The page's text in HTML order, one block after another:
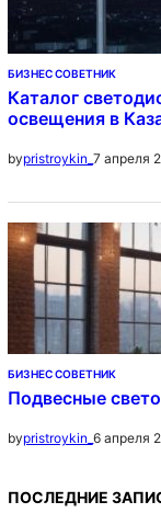
БИЗНЕС СОВЕТНИК
Каталог
освещения в
bypristroykin_ 7 апреля
БИЗНЕС СОВЕТНИК
Подвесные
bypristroykin_ 6 апреля
ПОСЛЕДНИЕ